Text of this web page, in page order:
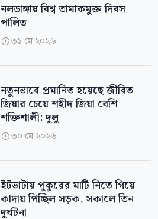
নলডাঙ্গায় বিশ্ব তামাকমুক্ত দিবস
পালিত
৩১ মে ২০২৬
নতুনভাবে প্রমানিত হয়েছে জীবিত
জিয়ার চেয়ে শহীদ জিয়া বেশি
শক্তিশালী: দুলু
৩০ মে ২০২৬
ইটভাটায় পুকুরের মাটি নিতে গিয়ে
কাদায় পিচ্ছিল সড়ক, সকালে তিন
দুর্ঘটনা